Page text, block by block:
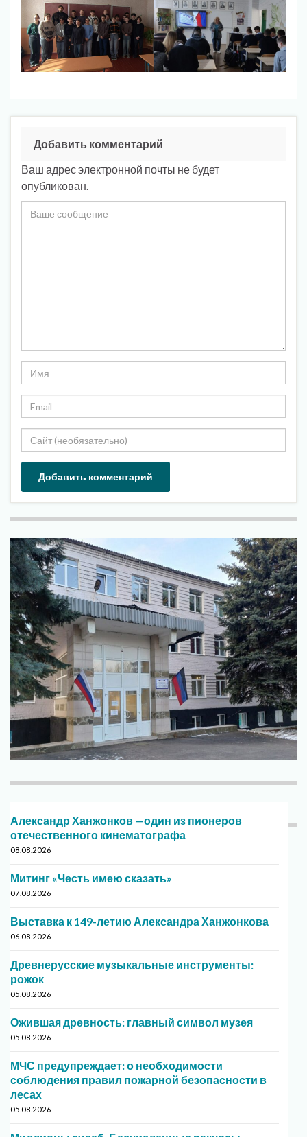
Добавить комментарий
Ваш адрес электронной почты не будет
опубликован.
Александр Ханжонков —один из пионеров
отечественного кинематографа
08.08.2026
Митинг «Честь имею сказать»
07.08.2026
Выставка к 149-летию Александра Ханжонкова
06.08.2026
Древнерусские музыкальные инструменты:
рожок
05.08.2026
Ожившая древность: главный символ музея
05.08.2026
МЧС предупреждает: о необходимости
соблюдения правил пожарной безопасности в
лесах
05.08.2026